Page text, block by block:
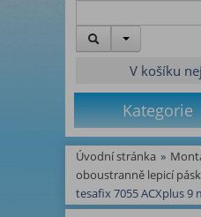
V košíku
Kategorie
Úvodní stránka »
oboustranně lepicí
tesafix 7055 ACXplus 9